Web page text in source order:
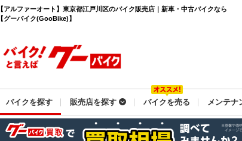
【アルファーオート】東京都江戸川区のバイク販売店｜新車・中古バイクなら
【グーバイク(GooBike)】
バイクを探す 販売店を探す バイクを売る メンテナ